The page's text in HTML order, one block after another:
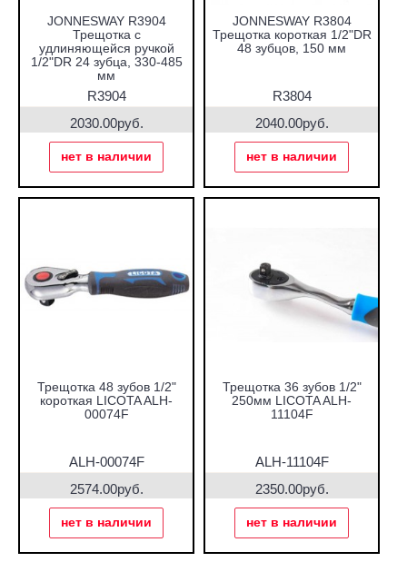
JONNESWAY R3904
Трещотка с
удлиняющейся ручкой
1/2"DR 24 зубца, 330-485
мм
R3904
2030.00руб.
нет в наличии
JONNESWAY R3804
Трещотка короткая 1/2"DR
48 зубцов, 150 мм
R3804
2040.00руб.
нет в наличии
Трещотка 48 зубов 1/2"
короткая LICOTA ALH-
00074F
ALH-00074F
2574.00руб.
нет в наличии
Трещотка 36 зубов 1/2"
250мм LICOTA ALH-
11104F
ALH-11104F
2350.00руб.
нет в наличии